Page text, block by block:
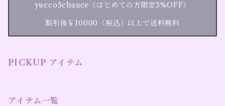
yucco5chance（はじめての方限定5%OFF）
割引後￥10000（税込）以上で送料無料
PICKUP アイテム
アイテム一覧